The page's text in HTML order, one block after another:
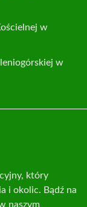
w
w
który
i okolic. Bądź na
naszym